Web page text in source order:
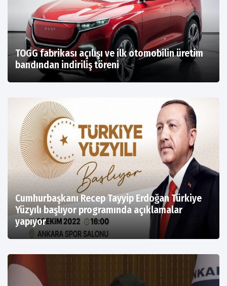
TOGG fabrikası açılışı ve ilk otomobilin üretim
bandından indiriliş töreni
Cumhurbaşkanı Recep Tayyip Erdoğan Türkiye
Yüzyılı başlıyor programında açıklamalar
yapıyor